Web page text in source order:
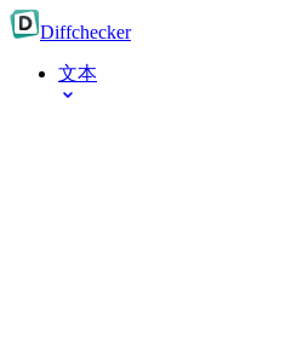
Diffchecker
文本